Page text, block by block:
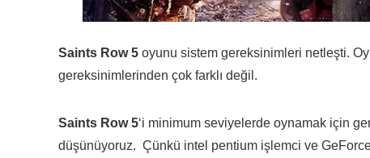
Saints Row 5 oyunu sistem gereksinimleri netleşti.
gereksinimlerinden çok farklı değil.
Saints Row 5‘i minimum seviyelerde oynamak için
düşünüyoruz. Çünkü intel pentium işlemci ve